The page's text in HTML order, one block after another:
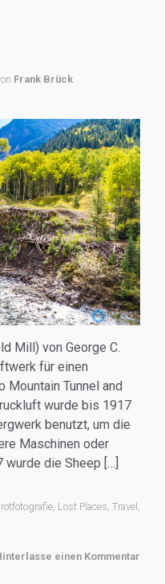
Frank Brück
Mill) von George C.
für einen
Mountain Tunnel and
wurde bis 1917
benutzt, um die
Maschinen oder
die Sheep […]
, Lost Places, Travel ,
einen Kommentar